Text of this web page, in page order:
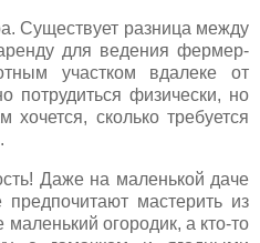
Существует разница между
для ведения фермер­
участком вдалеке от
по­трудиться физически, но
хочется, сколько требуется
Даже на маленькой даче
мастерить из
маленький огородик, а кто-то